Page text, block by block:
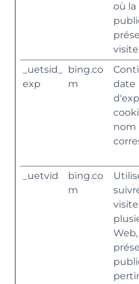
où
_uetsid_
exp
bing.co
m
date
nom
_uetvid
bing.co
m